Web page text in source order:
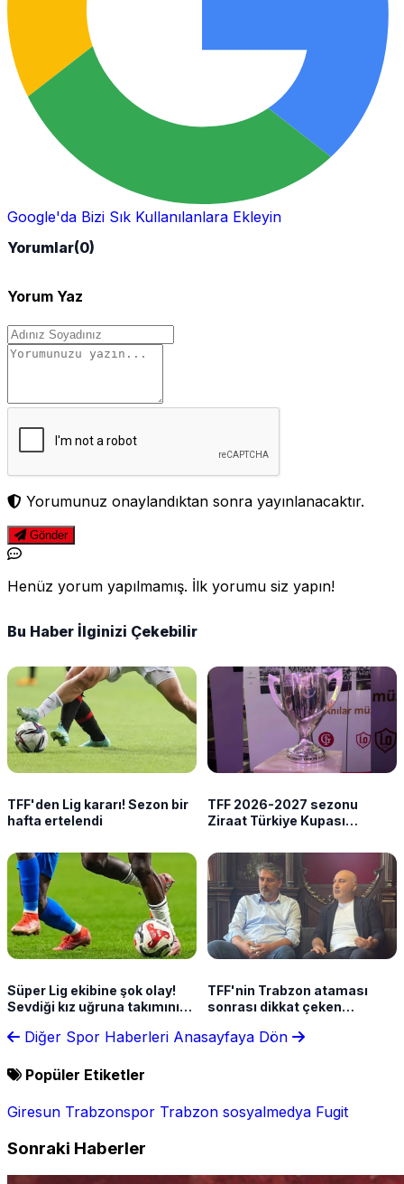
Google'da Bizi Sık Kullanılanlara Ekleyin
Yorumlar(0)
Yorum Yaz
Yorumunuz onaylandıktan sonra yayınlanacaktır.
Gönder
Henüz yorum yapılmamış. İlk yorumu siz yapın!
Bu Haber İlginizi Çekebilir
TFF'den Lig kararı! Sezon bir
hafta ertelendi
TFF 2026-2027 sezonu
Ziraat Türkiye Kupası
Süper Lig ekibine şok olay!
Sevdiği kız uğruna takımını
TFF'nin Trabzon ataması
sonrası dikkat çeken
yukarıdan atama yapıldı"
Diğer Spor Haberleri Anasayfaya Dön
Popüler Etiketler
Giresun Trabzonspor Trabzon sosyalmedya Fugit
Sonraki Haberler